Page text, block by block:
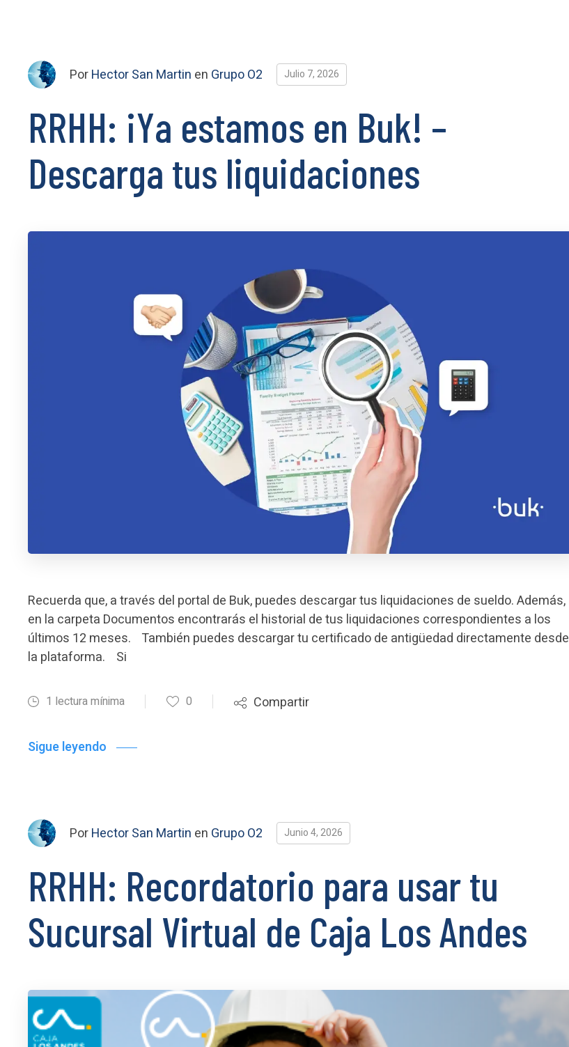
PorHector San Martin en Grupo O2 Julio 7, 2026
RRHH: ¡Ya estamos en Buk! –
Descarga tus liquidaciones
Recuerda que, a través del portal de Buk, puedes descargar tus liquidaciones de sueldo. Además,
en la carpeta Documentos encontrarás el historial de tus liquidaciones correspondientes a los
últimos 12 meses. También puedes descargar tu certificado de antigüedad directamente desde
la plataforma. Si
1 lectura mínima 0 Compartir
Sigue leyendo
PorHector San Martin en Grupo O2 Junio 4, 2026
RRHH: Recordatorio para usar tu
Sucursal Virtual de Caja Los Andes